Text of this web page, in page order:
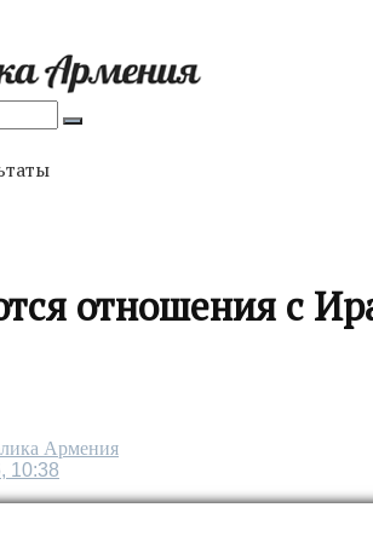
отношения с
Армения
10:38